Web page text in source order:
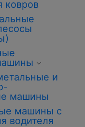
ковров
и
машины
машины с
водителя